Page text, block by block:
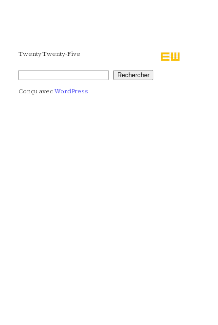
Twenty Twenty-Five
Rechercher
Conçu avecWordPress